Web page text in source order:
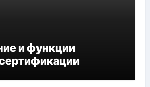
и функции